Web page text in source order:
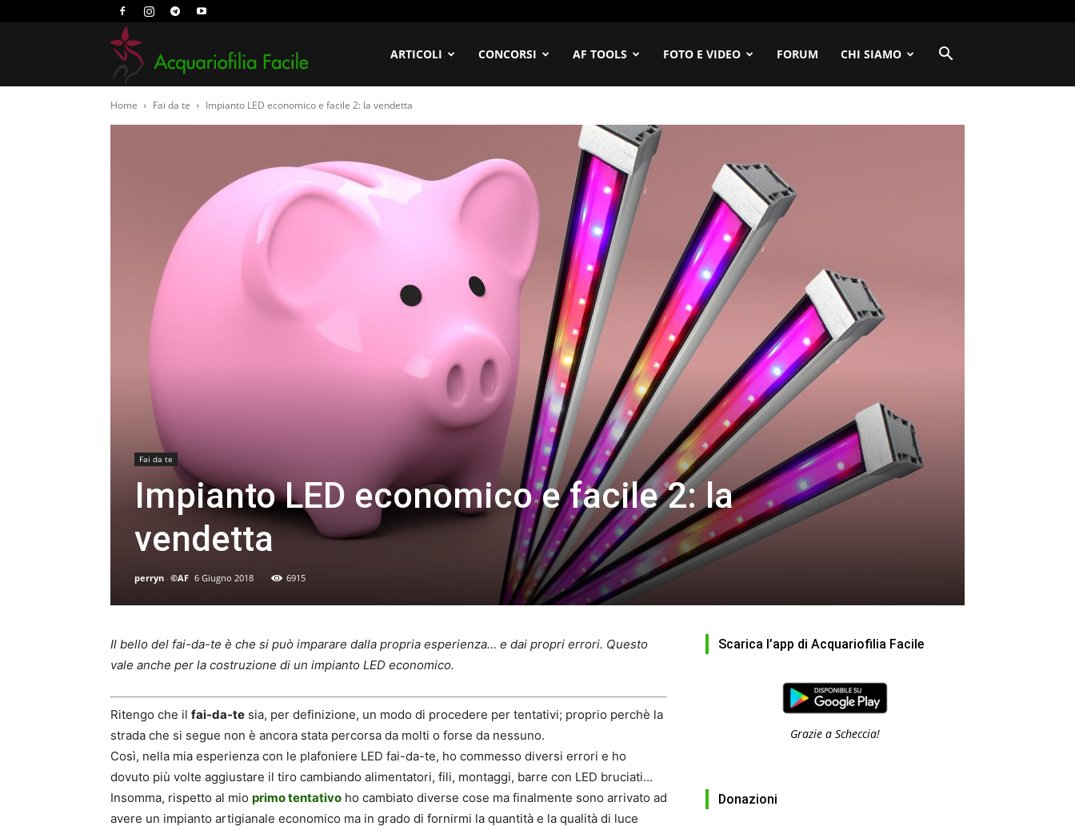
ARTICOLI CONCORSI AF TOOLS FOTO E VIDEO FORUM CHI SIAMO
Home Fai da te Impianto LED economico e facile 2: la vendetta
Fai da te
Impianto LED economico e facile 2: la
vendetta
perryn - ©AF 6 Giugno 2018 6915
Il bello del fai-da-te è che si può imparare dalla propria esperienza… e dai propri errori. Questo
vale anche per la costruzione di un impianto LED economico.
Ritengo che il fai-da-te sia, per definizione, un modo di procedere per tentativi; proprio perchè la
strada che si segue non è ancora stata percorsa da molti o forse da nessuno.
Così, nella mia esperienza con le plafoniere LED fai-da-te, ho commesso diversi errori e ho
dovuto più volte aggiustare il tiro cambiando alimentatori, fili, montaggi, barre con LED bruciati…
Insomma, rispetto al mio primo tentativo ho cambiato diverse cose ma finalmente sono arrivato ad
avere un impianto artigianale economico ma in grado di fornirmi la quantità e la qualità di luce
Scarica l’app di Acquariofilia Facile
Grazie a Scheccia!
Donazioni